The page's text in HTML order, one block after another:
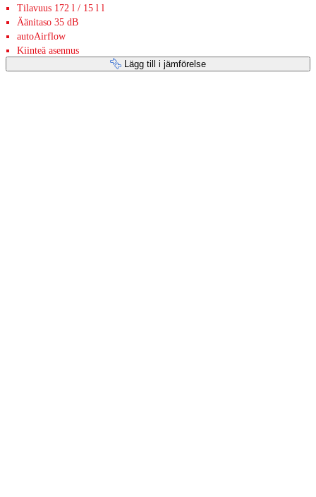
Tilavuus 172 l / 15 l l
Äänitaso 35 dB
autoAirflow
Kiinteä asennus
Lägg till i jämförelse